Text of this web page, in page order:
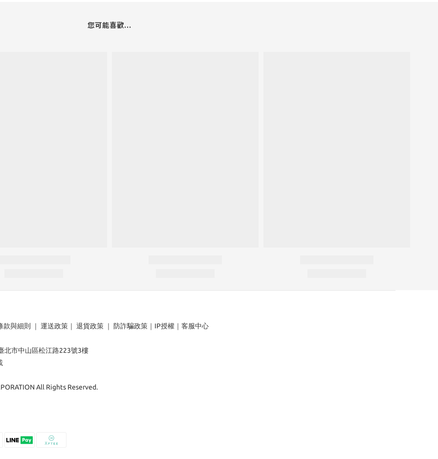
您可能喜歡...
款與細則 ｜ 運送政策 ｜ 退貨政策 ｜ 防詐騙政策 ｜ IP授權 ｜ 客服中心
北市中山區松江路223號3樓
All Rights Reserved.